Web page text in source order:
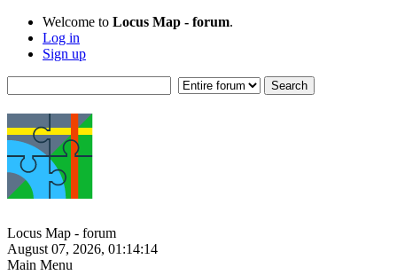
Welcome to Locus Map - forum.
Log in
Sign up
Locus Map - forum
August 07, 2026, 01:14:14
Main Menu